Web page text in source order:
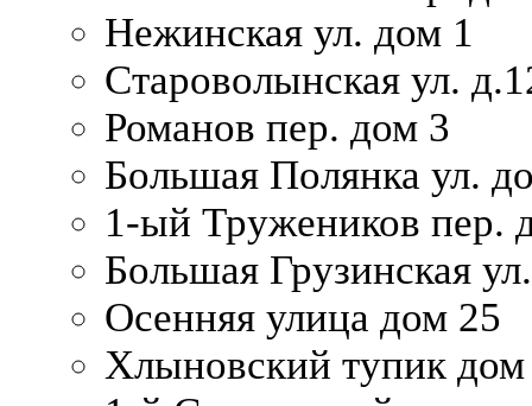
Нежинская ул. дом 1
Староволынская ул.
Романов пер. дом 3
Большая Полянка ул.
1-ый Тружеников пер.
Большая Грузинская
Осенняя улица дом 25
Хлыновский тупик